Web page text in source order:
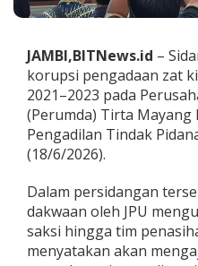
t
i
m
a
P
D
i
r
t
a
JAMBI,BITNews.id –
korupsi pengadaan zat
2021–2023 pada
(Perumda) Tirta Mayang
Pengadilan Tindak
(18/6/2026).
Dalam persidangan
dakwaan oleh JPU
saksi hingga tim
menyatakan akan